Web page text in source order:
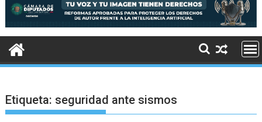
Etiqueta: seguridad ante sismos